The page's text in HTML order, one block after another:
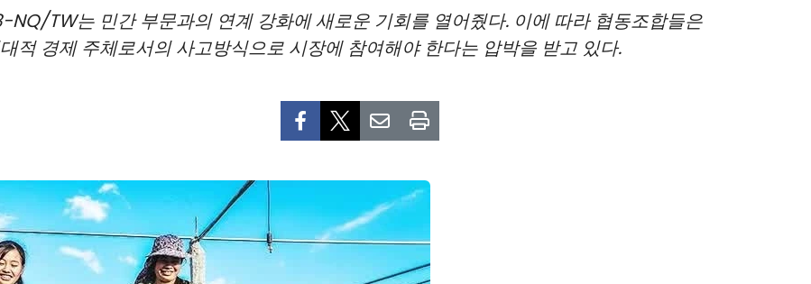
TW는 민간 부문과의 연계 강화에 새로운 기회를 열어줬다. 이에 따라 협동조합들은
적 경제 주체로서의 사고방식으로 시장에 참여해야 한다는 압박을 받고 있다.